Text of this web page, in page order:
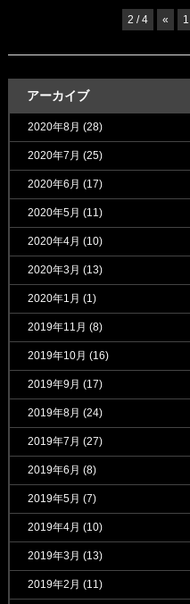
2 / 4 « 1
アーカイブ
2020年8月 (28)
2020年7月 (25)
2020年6月 (17)
2020年5月 (11)
2020年4月 (10)
2020年3月 (13)
2020年1月 (1)
2019年11月 (8)
2019年10月 (16)
2019年9月 (17)
2019年8月 (24)
2019年7月 (27)
2019年6月 (8)
2019年5月 (7)
2019年4月 (10)
2019年3月 (13)
2019年2月 (11)